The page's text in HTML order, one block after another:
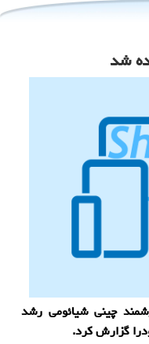
شد
چینی شیائومی رشد